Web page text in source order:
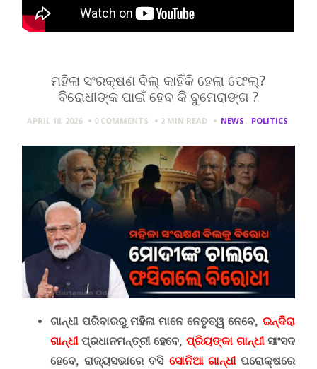
ମହିଳା ସଂରକ୍ଷଣ ବିଲ୍ କାହିଁକି ହେଲା ଫେଲ୍?
ବିରୋଧୀଙ୍କ ପାଇଁ ହେବ କି ବୁମେରାଙ୍ଗ ?
APRIL 18, 2026 0 COMMENTS 2 MIN READ NEWS , POLITICS
ଗାନ୍ଧୀ ପରିବାରରୁ ମହିଳା ମାନେ ନେତୃତ୍ୱ ନେବେ, ଇନ୍ଦିରା
ଗାନ୍ଧୀପ୍ରଧାନମନ୍ତ୍ରୀ ହେବେ, ପ୍ରିୟଙ୍କା ଗାନ୍ଧୀସାଂସଦ
ହେବେ, ରାଜ୍ୟସଭାରେ ବସି ସୋନିଆ ଗାନ୍ଧୀପରୋକ୍ଷରେ